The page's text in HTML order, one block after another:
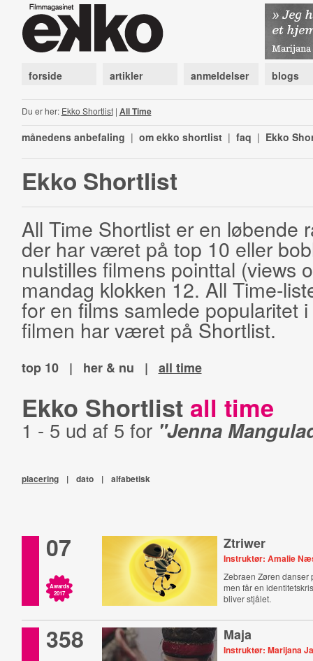
forside artikler anmeldelser blogs
Du er her: Ekko Shortlist| All Time
månedens anbefaling | om ekko shortlist | faq | Ekko
Ekko Shortlist
All Time Shortlist er en løbende
der har været på top 10 eller
nulstilles filmens pointtal (views
mandag klokken 12. All Time-
for en films samlede popularitet
filmen har været på Shortlist.
top 10 | her & nu | all time
Ekko Shortlist all time
1 - 5 ud af 5 for "Jenna
placering | dato | alfabetisk
07
Awards
2017
Ztriwer
Instruktør: Amalie
Zebraen Zøren danser
men får en
bliver stjålet.
358 Maja
Instruktør: Marijana